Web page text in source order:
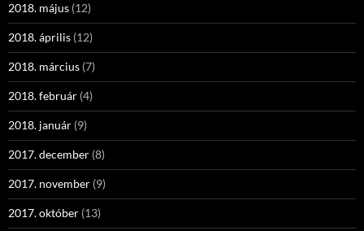
2018. május (12)
2018. április (12)
2018. március (7)
2018. február (4)
2018. január (9)
2017. december (8)
2017. november (9)
2017. október (13)